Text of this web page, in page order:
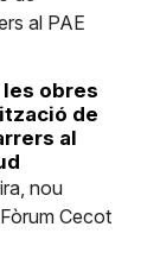
obres
de
al